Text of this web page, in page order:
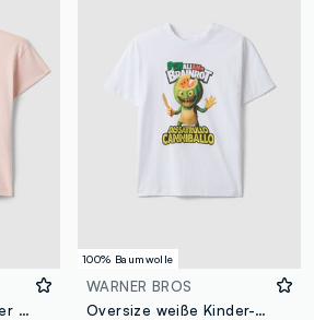
Rosa T-Shirt aus reiner Baumwolle für Mädchen im Regular Fit mit Print
100% Baumwolle
WARNER BROS
Oversize weiße Kinder-T-Shirt aus reiner Baumwolle mit Aufdruck